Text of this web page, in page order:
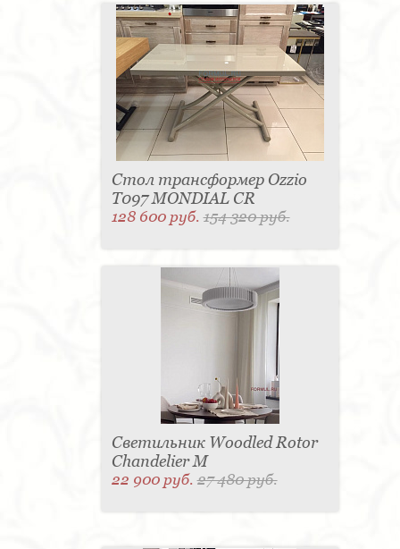
Стол трансформер Ozzio
T097 MONDIAL CR
128 600 руб.154 320 руб.
Светильник Woodled Rotor
Chandelier M
22 900 руб.27 480 руб.